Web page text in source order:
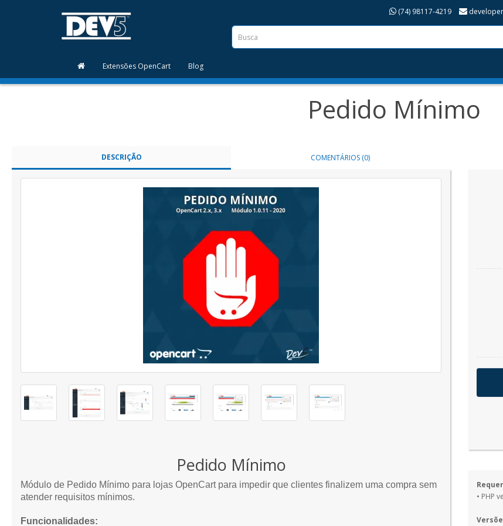
(74) 98117-4219
Extensões OpenCart Blog
Pedido Mínimo
DESCRIÇÃO COMENTÁRIOS (0)
Pedido Mínimo
Módulo de Pedido Mínimo para lojas OpenCart para impedir que clientes finalizem uma compra sem
atender requisitos mínimos.
Funcionalidades:
• PHP